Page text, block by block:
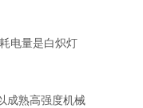
电量是白炽灯
成熟高强度机械